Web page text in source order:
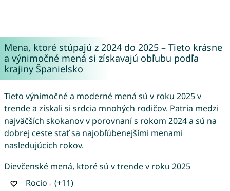
Mena, ktoré stúpajú z 2024 do 2025 – Tieto krásne
a výnimočné mená si získavajú obľubu podľa
krajiny Španielsko
Tieto výnimočné a moderné mená sú v roku 2025 v
trende a získali si srdcia mnohých rodičov. Patria medzi
najväčších skokanov v porovnaní s rokom 2024 a sú na
dobrej ceste stať sa najobľúbenejšími menami
nasledujúcich rokov.
Dievčenské mená, ktoré sú v trende v roku 2025
Rocio
(+11)